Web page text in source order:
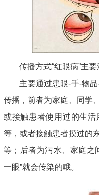
传播方式“红眼病”主
主要通过患眼-手-物
传播，前者为家庭、同学
或接触患者使用过的生
等，或者接触患者摸过的
等；后者为污水、家庭之
一眼”就会传染的哦。